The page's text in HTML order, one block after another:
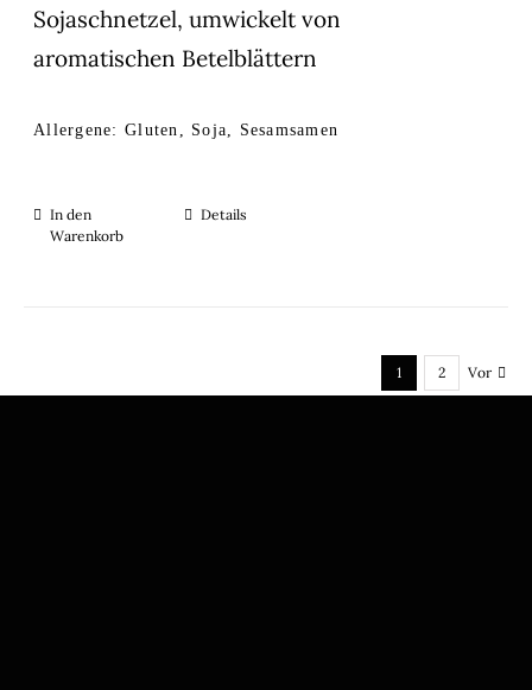
Sojaschnetzel, umwickelt von
aromatischen Betelblättern
Allergene: Gluten, Soja, Sesamsamen
In den
Warenkorb
Details
1 2 Vor